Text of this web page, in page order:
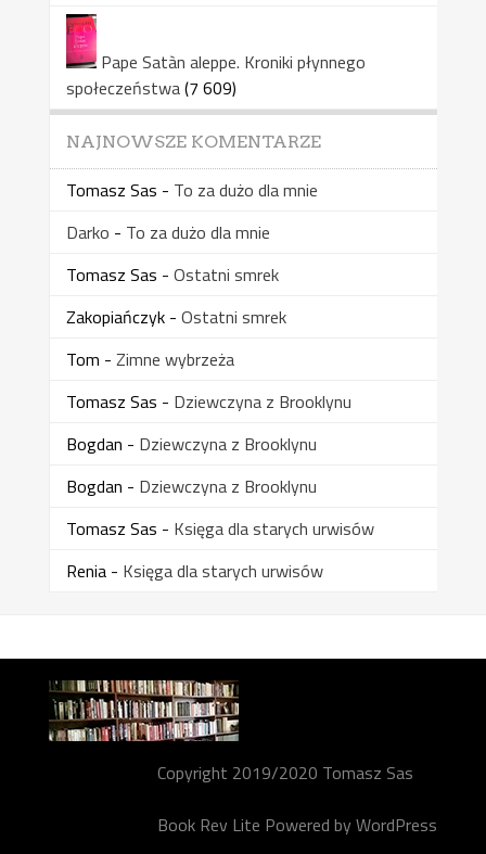
Pape Satàn aleppe. Kroniki płynnego
społeczeństwa(7 609)
NAJNOWSZE KOMENTARZE
Tomasz Sas - To za dużo dla mnie
Darko - To za dużo dla mnie
Tomasz Sas - Ostatni smrek
Zakopiańczyk- Ostatni smrek
Tom - Zimne wybrzeża
Tomasz Sas - Dziewczyna z Brooklynu
Bogdan - Dziewczyna z Brooklynu
Bogdan - Dziewczyna z Brooklynu
Tomasz Sas - Księga dla starych urwisów
Renia- Księga dla starych urwisów
Copyright 2019/2020 Tomasz Sas
Book Rev Lite Powered byWordPress